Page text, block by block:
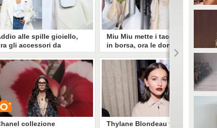
alle spille gioiello,
gli accessori da
alla giacca sono
smartphone
notato le piccole spille
alle giacche della
Coperni P/E 2024
a Parigi? Non si tratta
gioielli ma di dispositivi hi-
destinati a prendere il posto
smartphone.
collezione
Miu Miu mette i tacchi alti
in borsa, ora le donne sono
libere di camminare
comodamente
La dittatura dello stiletto è finita e
ora anche la moda propone
calzature rasoterra adattandosi
alle esigenze di comfort delle
donne moderne. Miu Miu porta in
passerella un inno alla comodità.
Thylane Blondeau taglia i